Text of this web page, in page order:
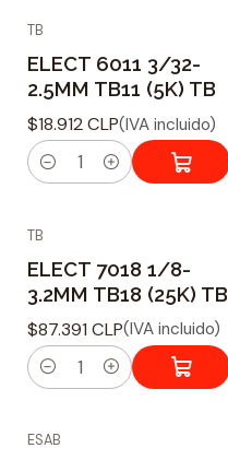
n
t
i
d
a
d
TB
ELECT 6011 3/32-
2.5MM TB11 (5K) TB
$18.912 CLP(IVA incluido)
C
n
t
i
d
a
d
TB
ELECT 7018 1/8-
3.2MM TB18 (25K) TB
$87.391 CLP(IVA incluido)
C
n
ESAB